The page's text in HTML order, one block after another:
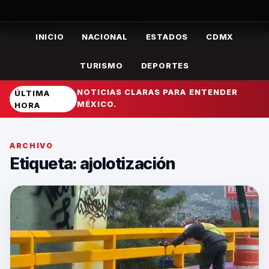
INICIO NACIONAL ESTADOS CDMX
TURISMO DEPORTES
ÚLTIMA
HORA
NOTICIAS CLARAS PARA ENTENDER
MÉXICO.
ARCHIVO
Etiqueta: ajolotización